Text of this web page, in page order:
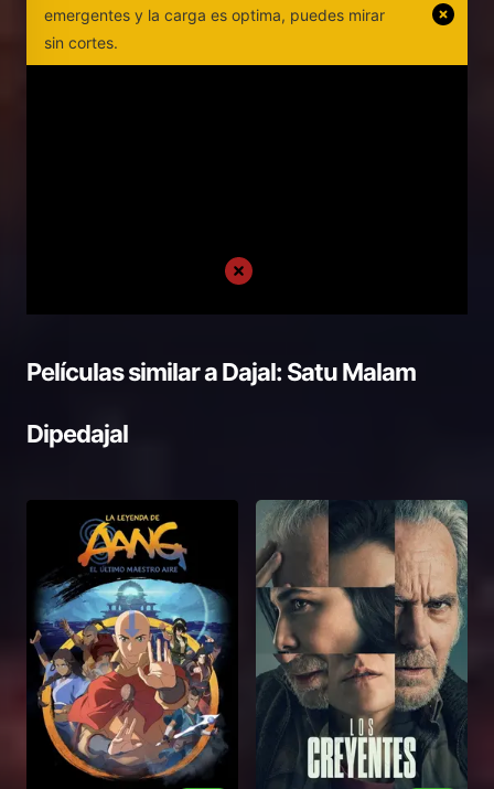
emergentes y la carga es optima, puedes mirar
sin cortes.
Películas similar aDajal: Satu Malam
Dipedajal